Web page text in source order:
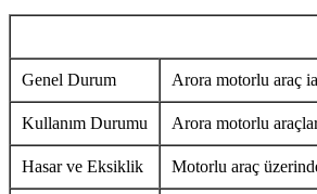
Genel Durum Arora motorlu araç
Kullanım Durumu Arora motorlu
Hasar ve Eksiklik Motorlu araç